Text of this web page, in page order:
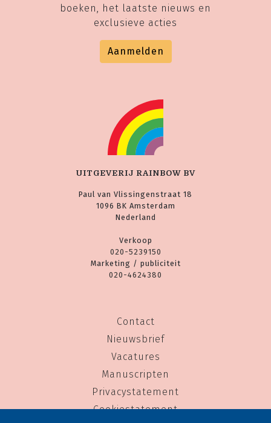
boeken, het laatste nieuws en
exclusieve acties
Aanmelden
UITGEVERIJ RAINBOW BV
Paul van Vlissingenstraat 18
1096 BK Amsterdam
Nederland
Verkoop
020-5239150
Marketing / publiciteit
020-4624380
Contact
Nieuwsbrief
Vacatures
Manuscripten
Privacystatement
Cookiestatement